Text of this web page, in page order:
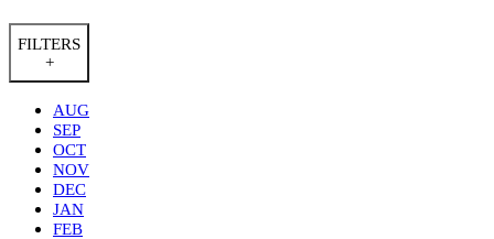
FILTERS
+
AUG
SEP
OCT
NOV
DEC
JAN
FEB